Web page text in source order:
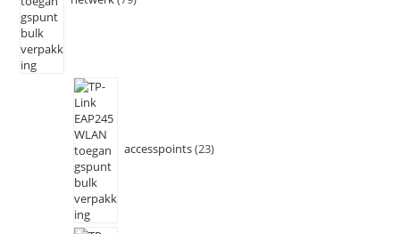
accesspoints 23